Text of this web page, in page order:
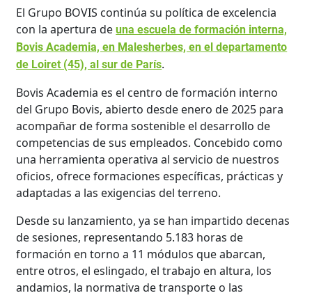
El Grupo BOVIS continúa su política de excelencia
con la apertura deuna escuela de formación interna,
Bovis Academia, en Malesherbes, en el departamento
de Loiret (45), al sur de París.
Bovis Academia es el centro de formación interno
del Grupo Bovis, abierto desde enero de 2025 para
acompañar de forma sostenible el desarrollo de
competencias de sus empleados. Concebido como
una herramienta operativa al servicio de nuestros
oficios, ofrece formaciones específicas, prácticas y
adaptadas a las exigencias del terreno.
Desde su lanzamiento, ya se han impartido decenas
de sesiones, representando 5.183 horas de
formación en torno a 11 módulos que abarcan,
entre otros, el eslingado, el trabajo en altura, los
andamios, la normativa de transporte o las